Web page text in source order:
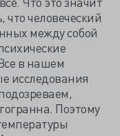
человеческий
между собой
в нашем
исследования
Поэтому